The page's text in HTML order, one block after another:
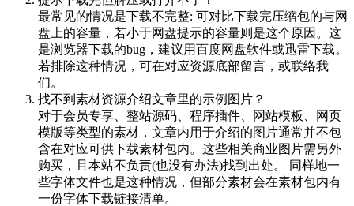
最常见的情况是下载不完整: 可对比下载完压缩包的与网
盘上的容量，若小于网盘提示的容量则是这个原因。这
是浏览器下载的bug，建议用百度网盘软件或迅雷下载。
若排除这种情况，可在对应资源底部留言，或联络我
们。
找不到素材资源介绍文章里的示例图片？
对于会员专享、整站源码、程序插件、网站模板、网页
模版等类型的素材，文章内用于介绍的图片通常并不包
含在对应可供下载素材包内。这些相关商业图片需另外
购买，且本站不负责(也没有办法)找到出处。 同样地一
些字体文件也是这种情况，但部分素材会在素材包内有
一份字体下载链接清单。